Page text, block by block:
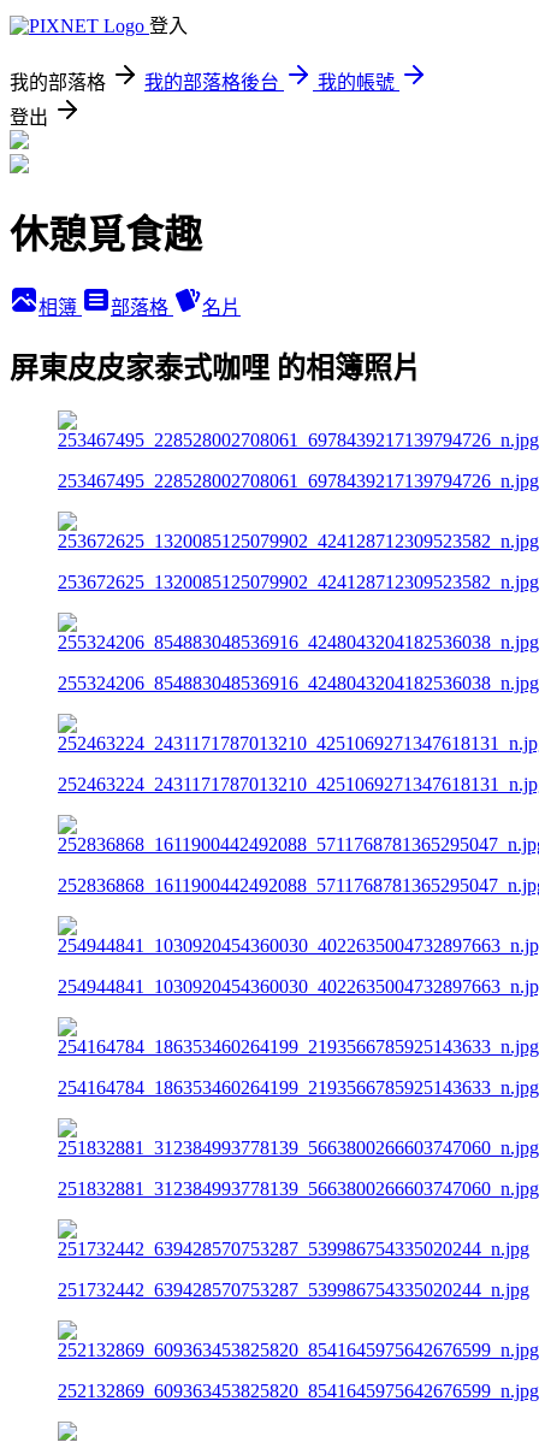
登入
我的部落格 我的部落格後台
我的帳號
登出
休憩覓食趣
相簿 部落格 名片
屏東皮皮家泰式咖哩 的相簿照片
253467495_228528002708061_6978439217139794726_n.jpg
253672625_1320085125079902_424128712309523582_n.jpg
255324206_854883048536916_4248043204182536038_n.jpg
254164784_186353460264199_2193566785925143633_n.jpg
251832881_312384993778139_5663800266603747060_n.jpg
251732442_639428570753287_539986754335020244_n.jpg
252132869_609363453825820_8541645975642676599_n.jpg